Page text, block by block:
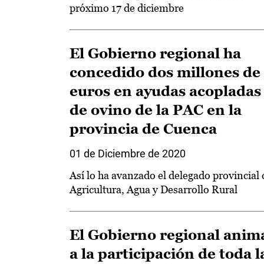
próximo 17 de diciembre
El Gobierno regional ha
concedido dos millones de
euros en ayudas acopladas
de ovino de la PAC en la
provincia de Cuenca
01 de Diciembre de 2020
Así lo ha avanzado el delegado provincial
Agricultura, Agua y Desarrollo Rural
El Gobierno regional
a la participación de toda